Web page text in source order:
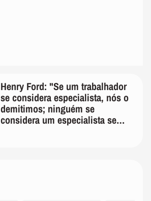
Henry Ford: "Se um trabalhador
se considera especialista, nós o
demitimos; ninguém se
considera um especialista se